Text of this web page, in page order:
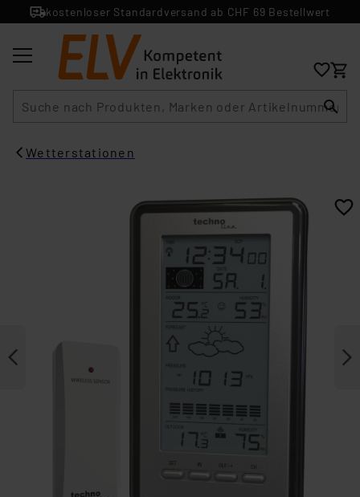
kostenloser Standardversand ab CHF 69 Bestellwert
Wetterstationen